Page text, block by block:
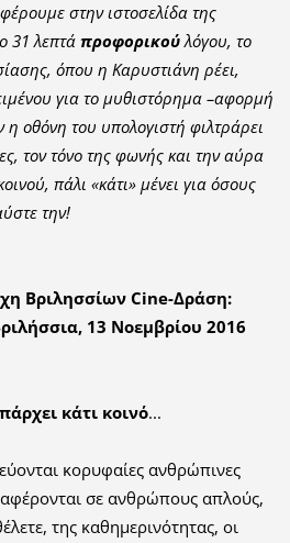
στην ιστοσελίδα της
31 λεπτά προφορικούλόγου, το
όπου η Καρυστιάνη ρέει,
για το μυθιστόρημα –αφορμή
οθόνη του υπολογιστή φιλτράρει
τον τόνο της φωνής και την αύρα
πάλι «κάτι» μένει για όσους
την!
Βριλησσίων Cine-Δράση:
13 Νοεμβρίου 2016
κάτι κοινό...
κορυφαίες ανθρώπινες
σε ανθρώπους απλούς,
της καθημερινότητας, οι